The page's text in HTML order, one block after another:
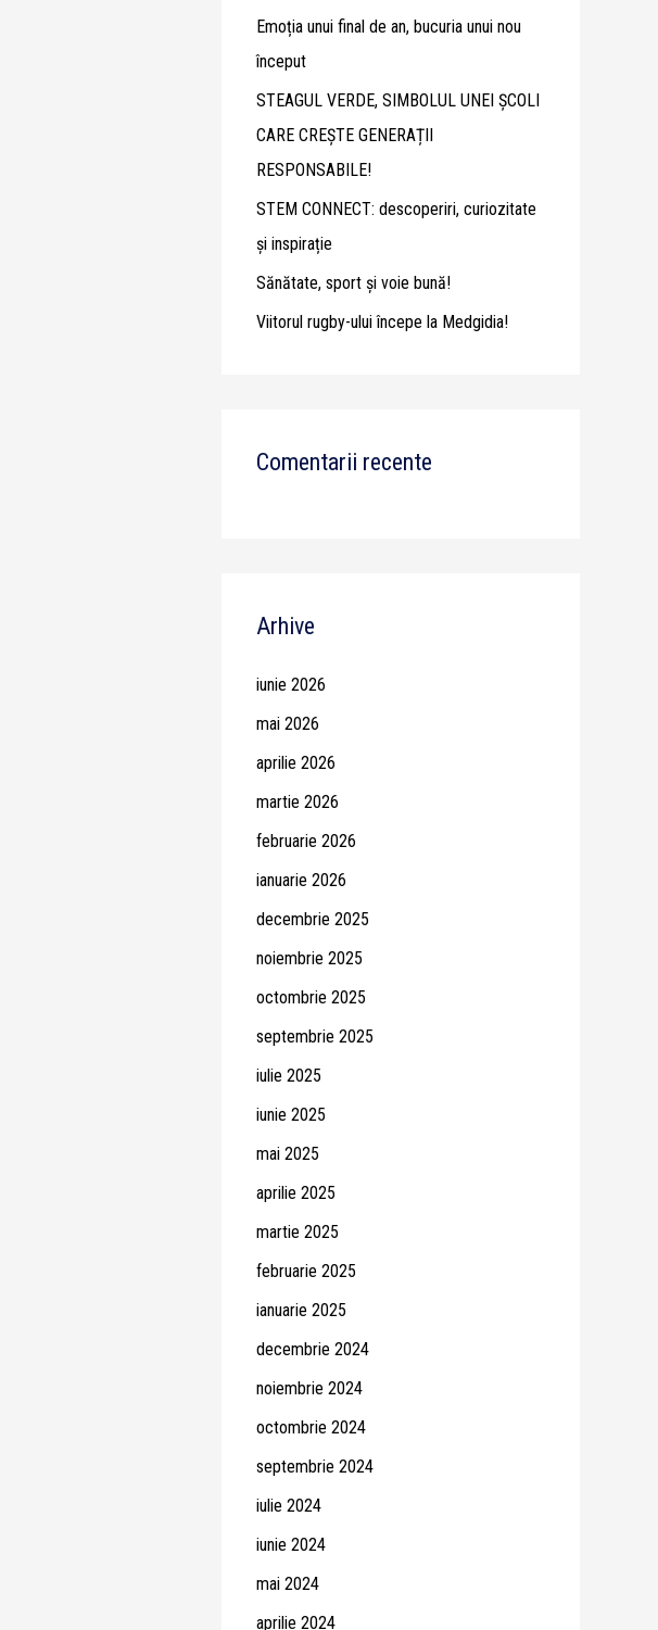
f
o
r
:
Emoția unui final de an, bucuria unui nou
început
STEAGUL VERDE, SIMBOLUL UNEI ȘCOLI
CARE CREȘTE GENERAȚII
RESPONSABILE!
STEM CONNECT: descoperiri, curiozitate
și inspirație
Sănătate, sport și voie bună!
Viitorul rugby-ului începe la Medgidia!
Comentarii recente
Arhive
iunie 2026
mai 2026
aprilie 2026
martie 2026
februarie 2026
ianuarie 2026
decembrie 2025
noiembrie 2025
octombrie 2025
septembrie 2025
iulie 2025
iunie 2025
mai 2025
aprilie 2025
martie 2025
februarie 2025
ianuarie 2025
decembrie 2024
noiembrie 2024
octombrie 2024
septembrie 2024
iulie 2024
iunie 2024
mai 2024
aprilie 2024